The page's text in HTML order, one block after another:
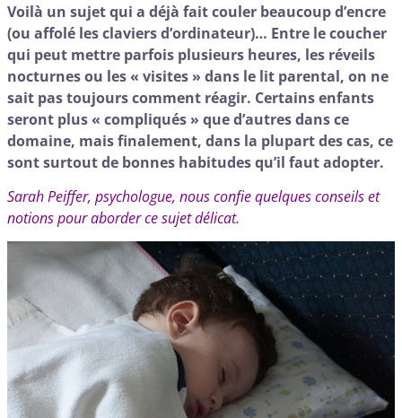
Voilà un sujet qui a déjà fait couler beaucoup d’encre
(ou affolé les claviers d’ordinateur)… Entre le coucher
qui peut mettre parfois plusieurs heures, les réveils
nocturnes ou les « visites » dans le lit parental, on ne
sait pas toujours comment réagir. Certains enfants
seront plus « compliqués » que d’autres dans ce
domaine, mais finalement, dans la plupart des cas, ce
sont surtout de bonnes habitudes qu’il faut adopter.
Sarah Peiffer, psychologue, nous confie quelques conseils et
notions pour aborder ce sujet délicat.